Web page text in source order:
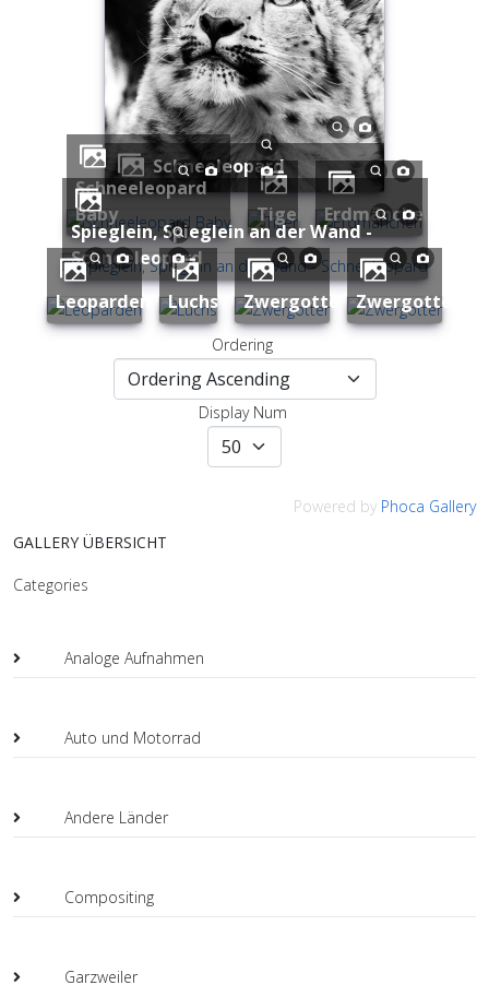
Schneeleopard
Schneeleopard
Baby
Tiger Erdmänchen
Spieglein, Spieglein an der Wand -
Schneeleopard
Leoparden
Luchs Zwergotter Zwergotter
Ordering
Display Num
Powered by Phoca Gallery
GALLERY ÜBERSICHT
Categories
Analoge Aufnahmen
Auto und Motorrad
Andere Länder
Compositing
Garzweiler